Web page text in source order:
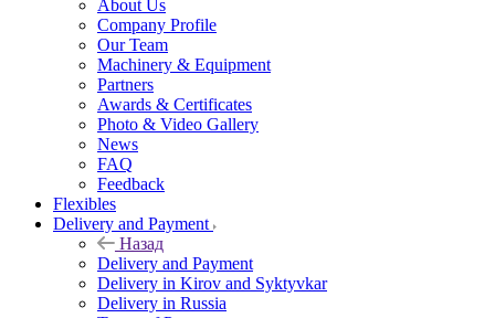
About Us
Company Profile
Our Team
Machinery & Equipment
Partners
Awards & Certificates
Photo & Video Gallery
News
FAQ
Feedback
Flexibles
Delivery and Payment
Назад
Delivery and Payment
Delivery in Kirov and Syktyvkar
Delivery in Russia